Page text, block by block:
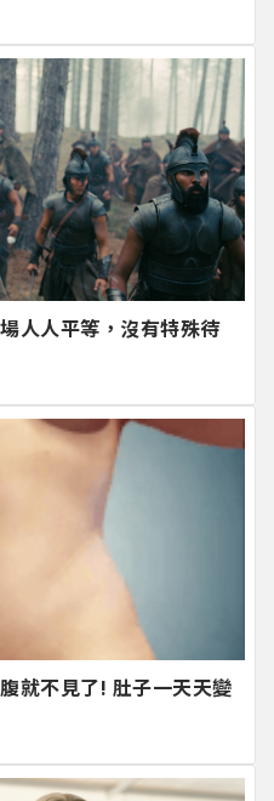
人人平等，沒有特殊待
就不見了! 肚子一天天變